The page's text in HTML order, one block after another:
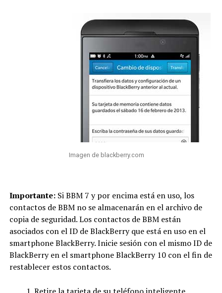
Imagen de blackberry.com
Importante:Si BBM 7 y por encima está en uso, los
contactos de BBM no se almacenarán en el archivo de
copia de seguridad. Los contactos de BBM están
asociados con el ID de BlackBerry que está en uso en el
smartphone BlackBerry. Inicie sesión con el mismo ID de
BlackBerry en el smartphone BlackBerry 10 con el fin de
restablecer estos contactos.